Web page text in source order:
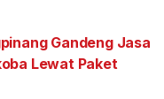
Gandeng Jasa
Lewat Paket